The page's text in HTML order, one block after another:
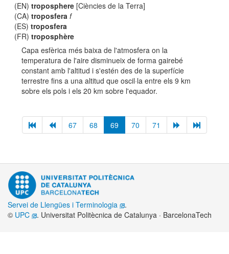
(EN)troposphere [Ciències de la Terra]
(CA)troposfera f
(ES)troposfera
(FR)troposphère
Capa esfèrica més baixa de l'atmosfera on la
temperatura de l'aire disminueix de forma gairebé
constant amb l'altitud i s'estén des de la superfície
terrestre fins a una altitud que oscil·la entre els 9 km
sobre els pols i els 20 km sobre l'equador.
67 68 69 70 71
Servei de Llengües i Terminologia
.
© UPC . Universitat Politècnica de Catalunya · BarcelonaTech